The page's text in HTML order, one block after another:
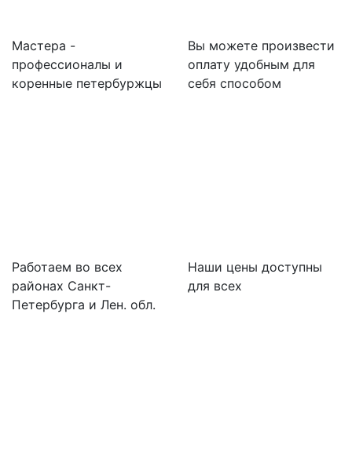
Мастера -
профессионалы и
коренные петербуржцы
Вы можете произвести
оплату удобным для
себя способом
Работаем во всех
районах Санкт-
Петербурга и Лен. обл.
Наши цены доступны
для всех